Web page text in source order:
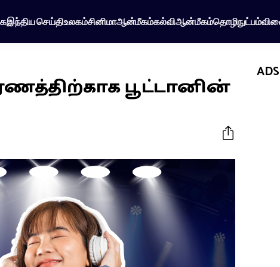
இந்திய செய்திஉலகம்சினிமாஆன்மீகம்கல்விஆன்மீகம்தொழிநுட்பம்
பூட்டானின்
ADS